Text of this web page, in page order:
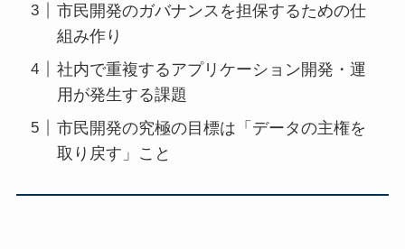
市民開発のガバナンスを担保するための仕
組み作り
社内で重複するアプリケーション開発・運
用が発生する課題
市民開発の究極の目標は「データの主権を
取り戻す」こと